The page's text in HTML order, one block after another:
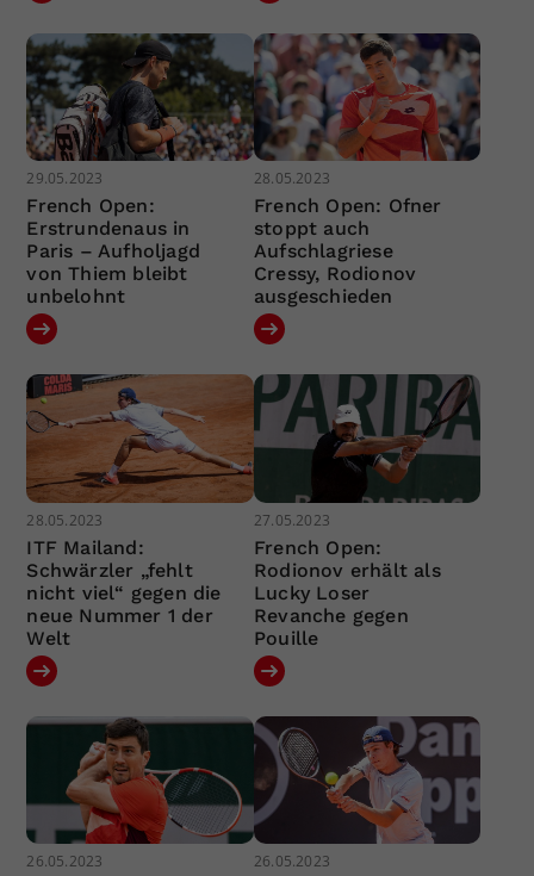
29.05.2023
French Open:
Erstrundenaus in
Paris – Aufholjagd
von Thiem bleibt
unbelohnt
28.05.2023
French Open: Ofner
stoppt auch
Aufschlagriese
Cressy, Rodionov
ausgeschieden
28.05.2023
ITF Mailand:
Schwärzler „fehlt
nicht viel“ gegen die
neue Nummer 1 der
Welt
27.05.2023
French Open:
Rodionov erhält als
Lucky Loser
Revanche gegen
Pouille
26.05.2023 26.05.2023